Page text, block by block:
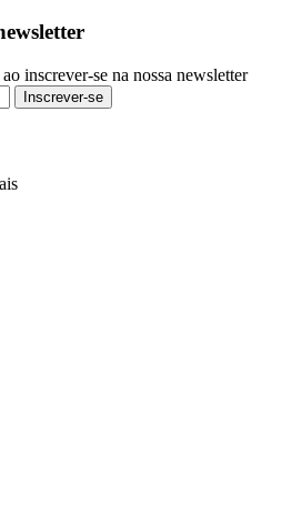
inscrever-se na nossa newsletter
Inscrever-se